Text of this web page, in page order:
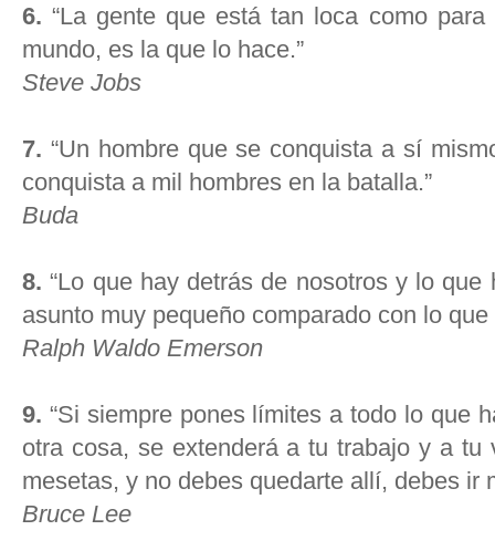
6. “La gente que está tan loca como
mundo, es la que lo hace.”
Steve Jobs
7. “Un hombre que se conquista a sí
conquista a mil hombres en la batalla.”
Buda
8. “Lo que hay detrás de nosotros y lo
asunto muy pequeño comparado con lo
Ralph Waldo Emerson
9. “Si siempre pones límites a todo lo que
otra cosa, se extenderá a tu trabajo y a
mesetas, y no debes quedarte allí, debes ir
Bruce Lee